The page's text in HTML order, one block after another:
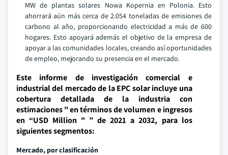
MW de plantas solares Nowa Kopernia en Polonia. Esto
ahorrará aún más cerca de 2.054 toneladas de emisiones de
carbono al año, proporcionando electricidad a más de 600
hogares. Esto apoyará además el objetivo de la empresa de
apoyar a las comunidades locales, creando así oportunidades
de empleo, mejorando su presencia en el mercado.
Este informe de investigación comercial e
industrial del mercado de la EPC solar incluye una
cobertura detallada de la industria con
estimaciones " en términos de volumen e ingresos
en “USD Million " ” de 2021 a 2032, para los
siguientes segmentos:
Mercado, por clasificación